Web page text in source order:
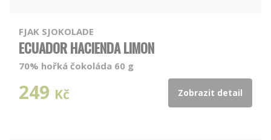
FJAK SJOKOLADE
ECUADOR HACIENDA LIMON
70% hořká čokoláda 60 g
249 Kč Zobrazit detail